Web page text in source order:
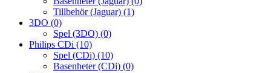
Tillbehör (Jaguar) (1)
3DO (0)
Spel (3DO) (0)
Philips CDi (10)
Spel (CDi) (10)
Basenheter (CDi) (0)